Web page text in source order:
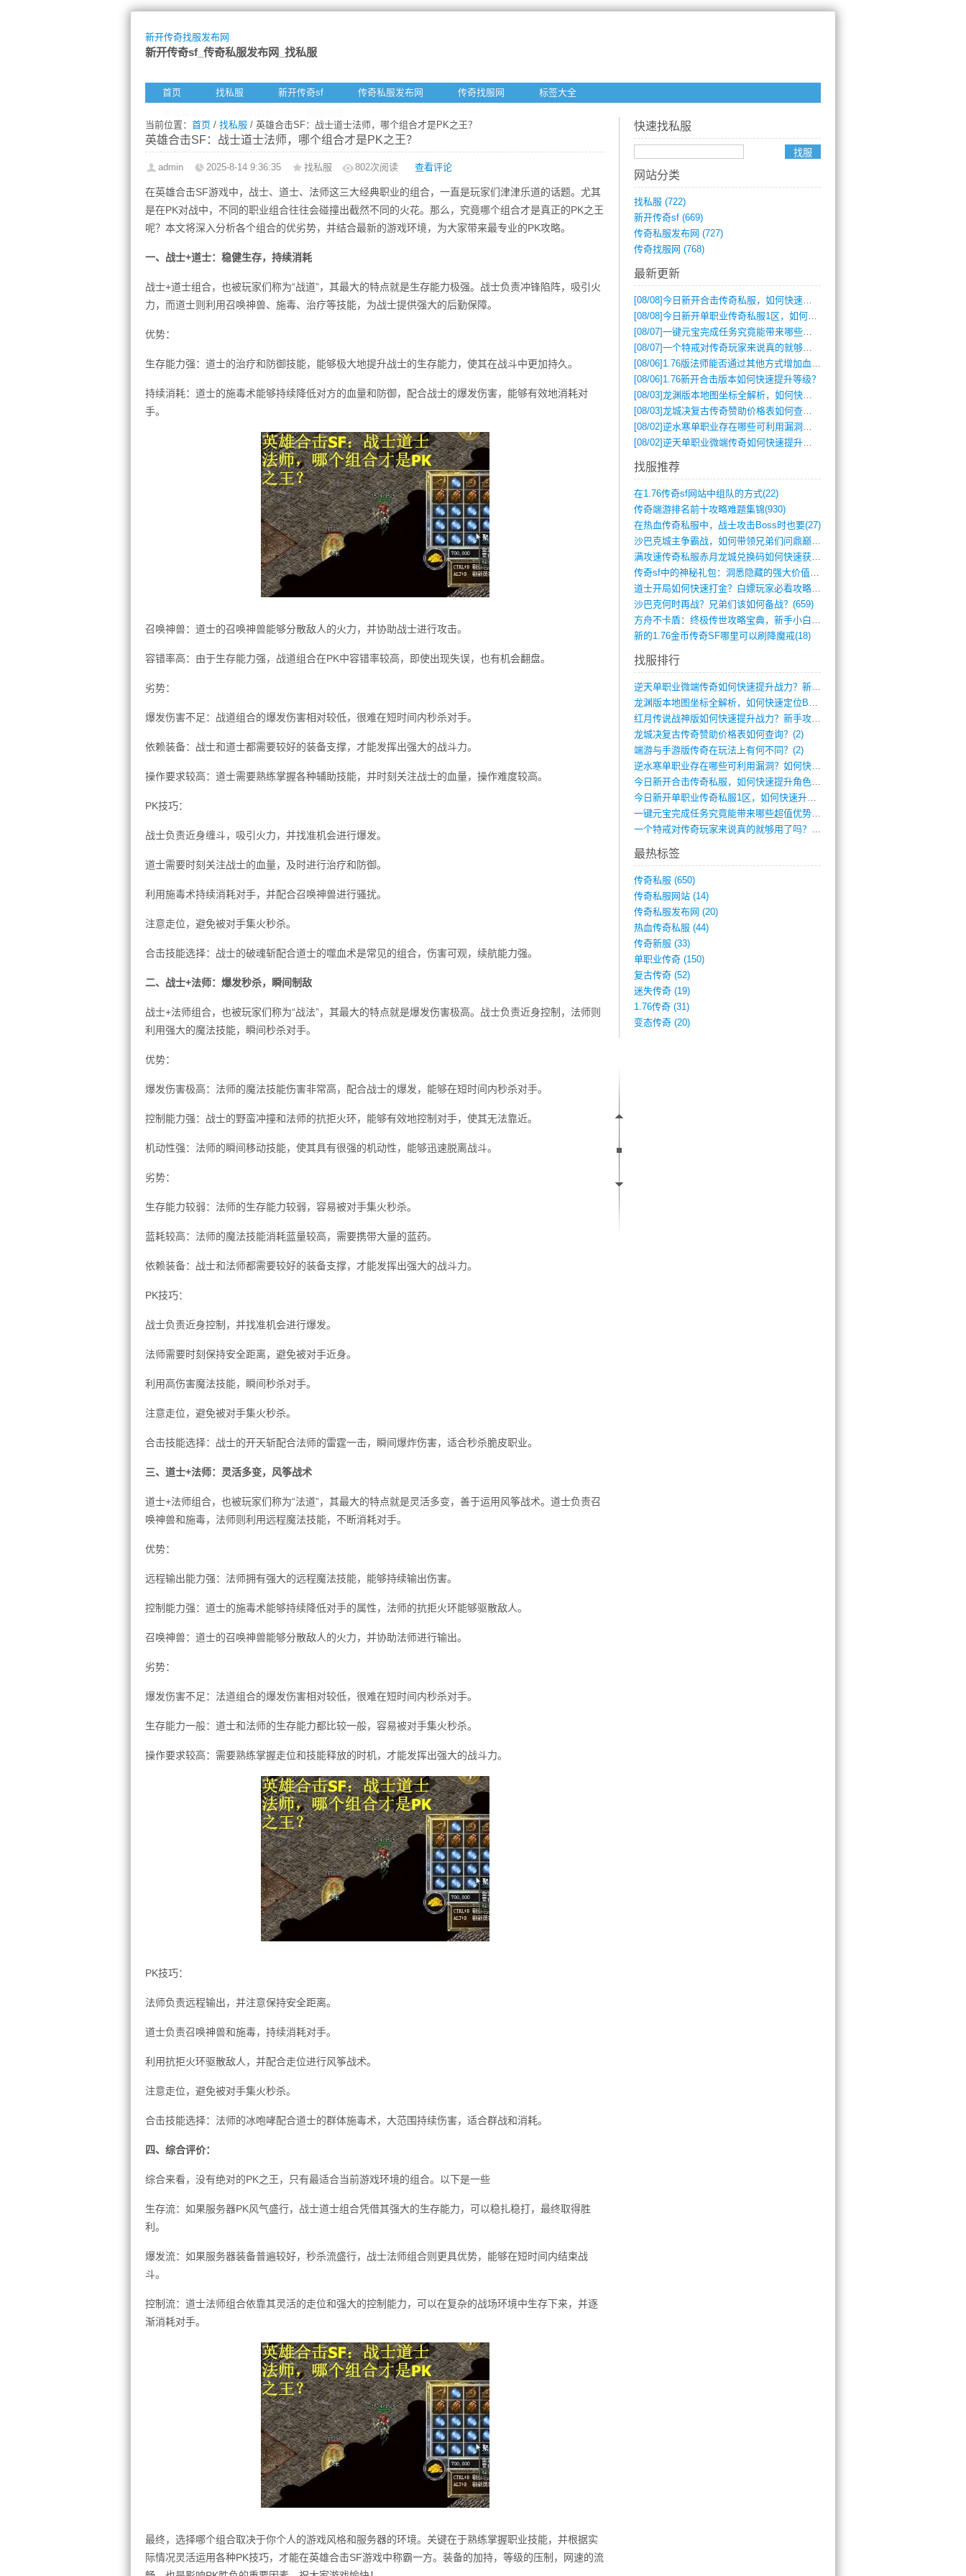
新开传奇找服发布网
新开传奇sf_传奇私服发布网_找私服
首页 找私服 新开传奇sf 传奇私服发布网 传奇找服网
标签大全
当前位置： 首页 / 找私服 / 英雄合击SF：战士道士法师，哪个组合才是PK之王？
英雄合击SF：战士道士法师，哪个组合才是PK之王？
admin 2025-8-14 9:36:35 找私服 802次阅读 查看评论
在英雄合击SF游戏中，战士、道士、法师这三大经典职业的组合，一直是玩家们津津乐道的话题。尤其
是在PK对战中，不同的职业组合往往会碰撞出截然不同的火花。那么，究竟哪个组合才是真正的PK之王
呢？本文将深入分析各个组合的优劣势，并结合最新的游戏环境，为大家带来最专业的PK攻略。
一、战士+道士：稳健生存，持续消耗
战士+道士组合，也被玩家们称为“战道”，其最大的特点就是生存能力极强。战士负责冲锋陷阵，吸引火
力，而道士则利用召唤神兽、施毒、治疗等技能，为战士提供强大的后勤保障。
优势：
生存能力强：道士的治疗和防御技能，能够极大地提升战士的生存能力，使其在战斗中更加持久。
持续消耗：道士的施毒术能够持续降低对方的血量和防御，配合战士的爆发伤害，能够有效地消耗对
手。
召唤神兽：道士的召唤神兽能够分散敌人的火力，并协助战士进行攻击。
容错率高：由于生存能力强，战道组合在PK中容错率较高，即使出现失误，也有机会翻盘。
劣势：
爆发伤害不足：战道组合的爆发伤害相对较低，很难在短时间内秒杀对手。
依赖装备：战士和道士都需要较好的装备支撑，才能发挥出强大的战斗力。
操作要求较高：道士需要熟练掌握各种辅助技能，并时刻关注战士的血量，操作难度较高。
PK技巧：
战士负责近身缠斗，吸引火力，并找准机会进行爆发。
道士需要时刻关注战士的血量，及时进行治疗和防御。
利用施毒术持续消耗对手，并配合召唤神兽进行骚扰。
注意走位，避免被对手集火秒杀。
合击技能选择：战士的破魂斩配合道士的噬血术是常见的组合，伤害可观，续航能力强。
二、战士+法师：爆发秒杀，瞬间制敌
战士+法师组合，也被玩家们称为“战法”，其最大的特点就是爆发伤害极高。战士负责近身控制，法师则
利用强大的魔法技能，瞬间秒杀对手。
优势：
爆发伤害极高：法师的魔法技能伤害非常高，配合战士的爆发，能够在短时间内秒杀对手。
控制能力强：战士的野蛮冲撞和法师的抗拒火环，能够有效地控制对手，使其无法靠近。
机动性强：法师的瞬间移动技能，使其具有很强的机动性，能够迅速脱离战斗。
劣势：
生存能力较弱：法师的生存能力较弱，容易被对手集火秒杀。
蓝耗较高：法师的魔法技能消耗蓝量较高，需要携带大量的蓝药。
依赖装备：战士和法师都需要较好的装备支撑，才能发挥出强大的战斗力。
PK技巧：
战士负责近身控制，并找准机会进行爆发。
法师需要时刻保持安全距离，避免被对手近身。
利用高伤害魔法技能，瞬间秒杀对手。
注意走位，避免被对手集火秒杀。
合击技能选择：战士的开天斩配合法师的雷霆一击，瞬间爆炸伤害，适合秒杀脆皮职业。
三、道士+法师：灵活多变，风筝战术
道士+法师组合，也被玩家们称为“法道”，其最大的特点就是灵活多变，善于运用风筝战术。道士负责召
唤神兽和施毒，法师则利用远程魔法技能，不断消耗对手。
优势：
远程输出能力强：法师拥有强大的远程魔法技能，能够持续输出伤害。
控制能力强：道士的施毒术能够持续降低对手的属性，法师的抗拒火环能够驱散敌人。
召唤神兽：道士的召唤神兽能够分散敌人的火力，并协助法师进行输出。
劣势：
爆发伤害不足：法道组合的爆发伤害相对较低，很难在短时间内秒杀对手。
生存能力一般：道士和法师的生存能力都比较一般，容易被对手集火秒杀。
操作要求较高：需要熟练掌握走位和技能释放的时机，才能发挥出强大的战斗力。
PK技巧：
法师负责远程输出，并注意保持安全距离。
道士负责召唤神兽和施毒，持续消耗对手。
利用抗拒火环驱散敌人，并配合走位进行风筝战术。
注意走位，避免被对手集火秒杀。
合击技能选择：法师的冰咆哮配合道士的群体施毒术，大范围持续伤害，适合群战和消耗。
四、综合评价：
综合来看，没有绝对的PK之王，只有最适合当前游戏环境的组合。以下是一些
生存流：如果服务器PK风气盛行，战士道士组合凭借其强大的生存能力，可以稳扎稳打，最终取得胜
利。
爆发流：如果服务器装备普遍较好，秒杀流盛行，战士法师组合则更具优势，能够在短时间内结束战
斗。
控制流：道士法师组合依靠其灵活的走位和强大的控制能力，可以在复杂的战场环境中生存下来，并逐
渐消耗对手。
最终，选择哪个组合取决于你个人的游戏风格和服务器的环境。关键在于熟练掌握职业技能，并根据实
际情况灵活运用各种PK技巧，才能在英雄合击SF游戏中称霸一方。装备的加持，等级的压制，网速的流
快速找私服
网站分类
找私服 (722)
新开传奇sf (669)
传奇私服发布网 (727)
传奇找服网 (768)
最新更新
[08/08]今日新开合击传奇私服，如何快速提升角色战力？
[08/08]今日新开单职业传奇私服1区，如何快速升级与获取顶级装备？
[08/07]一键元宝完成任务究竟能带来哪些超值优势？
[08/07]一个特戒对传奇玩家来说真的就够用了吗？
[08/06] 1.76版法师能否通过其他方式增加血量？
[08/06] 1.76新开合击版本如何快速提升等级？
[08/03]龙渊版本地图坐标全解析，如何快速定位BOSS位置？
[08/03]龙城决复古传奇赞助价格表如何查询？
[08/02]逆水寒单职业存在哪些可利用漏洞？如何快速提升战力？
[08/02]逆天单职业微端传奇如何快速提升战力？新手必看攻略
找服推荐
在1.76传奇sf网站中组队的方式(22)
传奇端游排名前十攻略难题集锦(930)
在热血传奇私服中，战士攻击Boss时也要(27)
沙巴克城主争霸战，如何带领兄弟们问鼎巅峰(565)
满攻速传奇私服赤月龙城兑换码如何快速获取(676)
传奇sf中的神秘礼包：洞悉隐藏的强大价值(427)
道士开局如何快速打金？白嫖玩家必看攻略(5)
沙巴克何时再战？兄弟们该如何备战？(659)
方舟不卡盾：终极传世攻略宝典，新手小白逆(495)
新的1.76金币传奇SF哪里可以刷降魔戒(18)
找服排行
逆天单职业微端传奇如何快速提升战力？新手(4)
龙渊版本地图坐标全解析，如何快速定位BO(3)
红月传说战神版如何快速提升战力？新手攻略(3)
龙城决复古传奇赞助价格表如何查询？(2)
端游与手游版传奇在玩法上有何不同？(2)
逆水寒单职业存在哪些可利用漏洞？如何快速(1)
今日新开合击传奇私服，如何快速提升角色战(0)
今日新开单职业传奇私服1区，如何快速升级(0)
一键元宝完成任务究竟能带来哪些超值优势？(0)
一个特戒对传奇玩家来说真的就够用了吗？(0)
最热标签
传奇私服 (650)
传奇私服网站 (14)
传奇私服发布网 (20)
热血传奇私服 (44)
传奇新服 (33)
单职业传奇 (150)
复古传奇 (52)
迷失传奇 (19)
1.76传奇 (31)
变态传奇 (20)